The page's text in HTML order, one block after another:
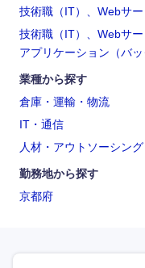
技術職（IT）、Webサ
技術職（IT）、Webサ
アプリケーション（バ
業種から探す
倉庫・運輸・物流
IT・通信
人材・アウトソーシング
勤務地から探す
京都府
岡山県
山口県
香川県
高知県